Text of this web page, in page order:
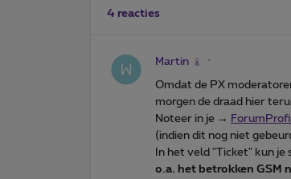
4 reacties
Martin
Omdat de PX
morgen de draad hier
Noteer in je →
(indien dit nog niet
In het veld "Ticket" kun
o.a. het betrokken GSM